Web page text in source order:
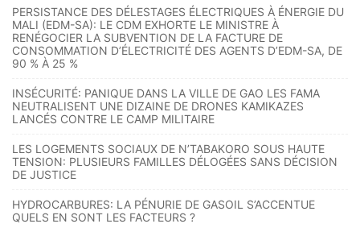
PERSISTANCE DES DÉLESTAGES ÉLECTRIQUES À ÉNERGIE DU
MALI (EDM-SA): LE CDM EXHORTE LE MINISTRE À
RENÉGOCIER LA SUBVENTION DE LA FACTURE DE
CONSOMMATION D’ÉLECTRICITÉ DES AGENTS D’EDM-SA, DE
90 % À 25 %
INSÉCURITÉ: PANIQUE DANS LA VILLE DE GAO LES FAMA
NEUTRALISENT UNE DIZAINE DE DRONES KAMIKAZES
LANCÉS CONTRE LE CAMP MILITAIRE
LES LOGEMENTS SOCIAUX DE N’TABAKORO SOUS HAUTE
TENSION: PLUSIEURS FAMILLES DÉLOGÉES SANS DÉCISION
DE JUSTICE
HYDROCARBURES: LA PÉNURIE DE GASOIL S’ACCENTUE
QUELS EN SONT LES FACTEURS ?